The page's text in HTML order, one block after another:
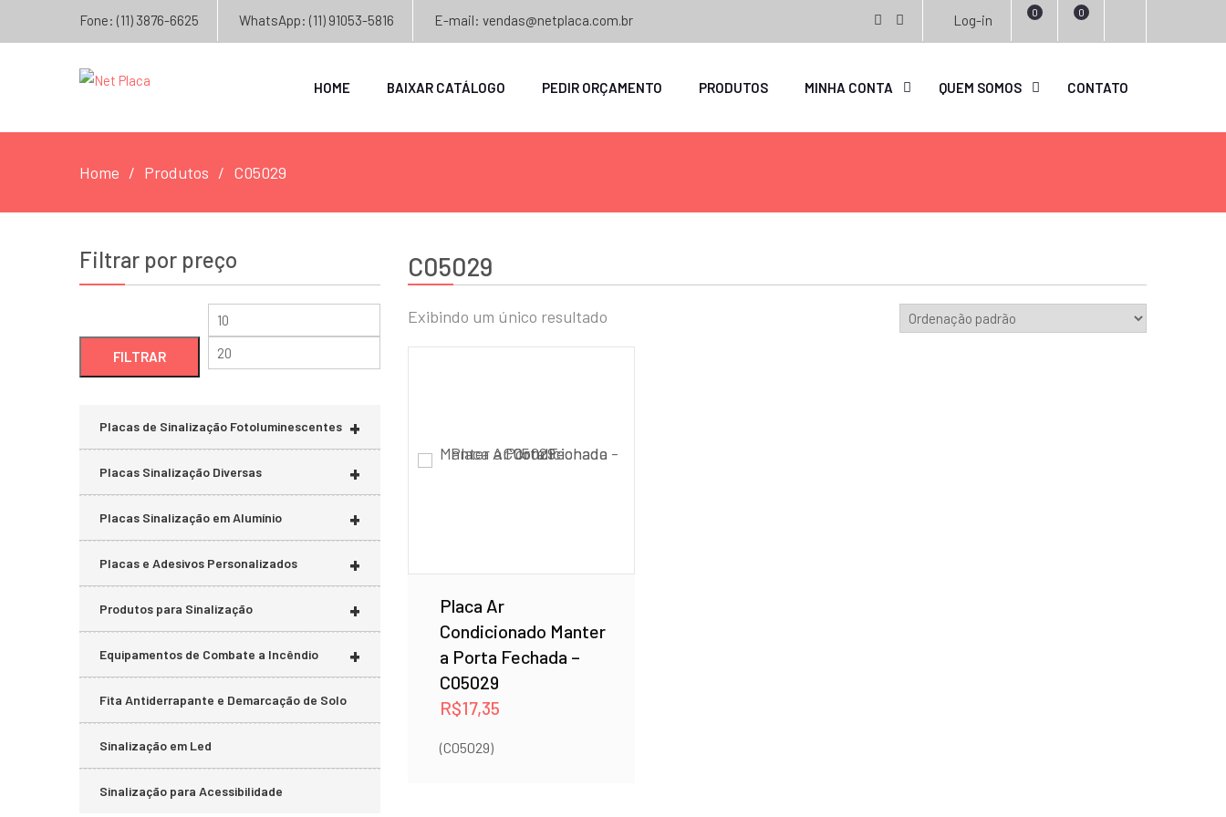
Fone: (11) 3876-6625 WhatsApp: (11) 91053-5816 E-mail: vendas@netplaca.com.br Log-in 0 0
HOME BAIXAR CATÁLOGO PEDIR ORÇAMENTO PRODUTOS MINHA CONTA QUEM SOMOS CONTATO
Home Produtos C05029
C05029
Exibindo um único resultado
Placa Ar
Condicionado Manter
a Porta Fechada –
C05029
R$17,35
(C05029)
Filtrar por preço
Preço
Preço
máximo
FILTRAR
+
Placas de Sinalização Fotoluminescentes
+
Placas Sinalização Diversas
+
Placas Sinalização em Alumínio
+
Placas e Adesivos Personalizados
+
Produtos para Sinalização
+
Equipamentos de Combate a Incêndio
Fita Antiderrapante e Demarcação de Solo
Sinalização em Led
Sinalização para Acessibilidade